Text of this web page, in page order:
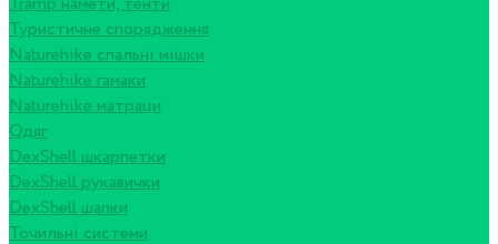
Туристичне спорядження
Naturehike спальні мішки
Naturehike гамаки
Naturehike матраци
Одяг
DexShell шкарпетки
DexShell рукавички
DexShell шапки
Точильні системи